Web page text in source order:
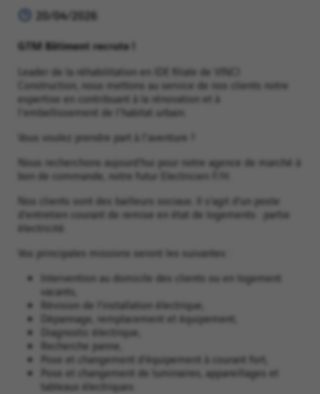
20/04/2026
GTM Bâtiment recrute !
Leader de la réhabilitation en IDF, filiale de VINCI
Construction, nous mettons au service de nos clients notre
expertise en contribuant à la rénovation et à
l'embellissement de l'habitat urbain.
Vous voulez prendre part à l'aventure ?
Nous recherchons aujourd’hui pour notre agence de marché à
bon de commande, notre futur Electricien F/H.
Nos clients sont des bailleurs sociaux. Il s’agit d’un poste
d’entretien courant de remise en état de logements : partie
électricité.
Vos principales missions seront les suivantes :
Intervention au domicile des clients ou en logement
vacants,
Révision de l’installation électrique,
Dépannage, remplacement et équipement,
Diagnostic électrique,
Recherche panne,
Pose et changement d’équipement à courant fort,
Pose et changement de luminaires, appareillages et
tableaux électriques.